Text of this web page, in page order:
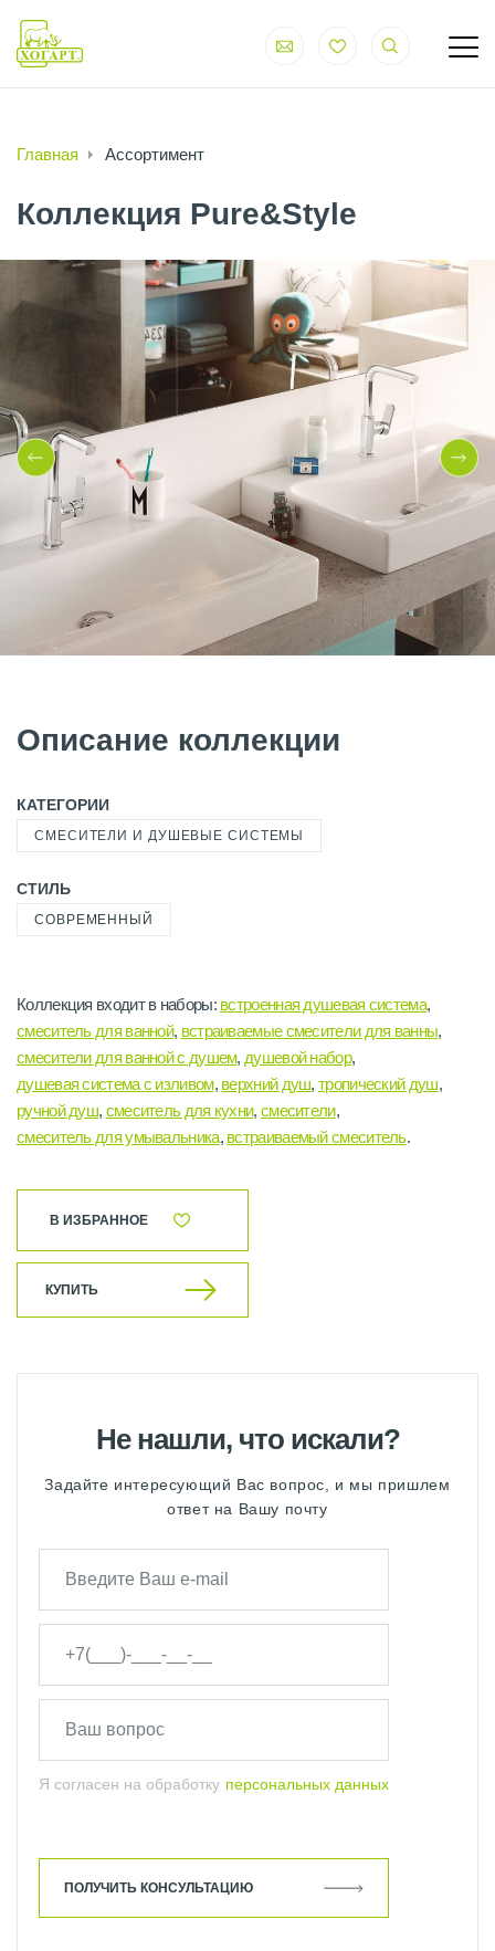
Главная Ассортимент
Коллекция Pure&Style
Описание коллекции
КАТЕГОРИИ
СМЕСИТЕЛИ И ДУШЕВЫЕ СИСТЕМЫ
СТИЛЬ
СОВРЕМЕННЫЙ
Коллекция входит в наборы: встроенная душевая система,
смеситель для ванной, встраиваемые смесители для ванны,
смесители для ванной с душем, душевой набор,
душевая система с изливом, верхний душ,тропический душ,
ручной душ, смеситель для кухни, смесители,
смеситель для умывальника, встраиваемый смеситель.
В ИЗБРАННОЕ
КУПИТЬ
Не нашли, что искали?
Задайте интересующий Вас вопрос, и мы пришлем
ответ на Вашу почту
Я согласен на обработку персональных данных
ПОЛУЧИТЬ КОНСУЛЬТАЦИЮ